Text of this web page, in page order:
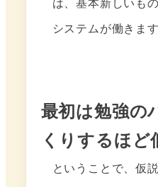
は、基本新しいも
システムが働きます
最初は勉強の
くりするほど
ということで、仮